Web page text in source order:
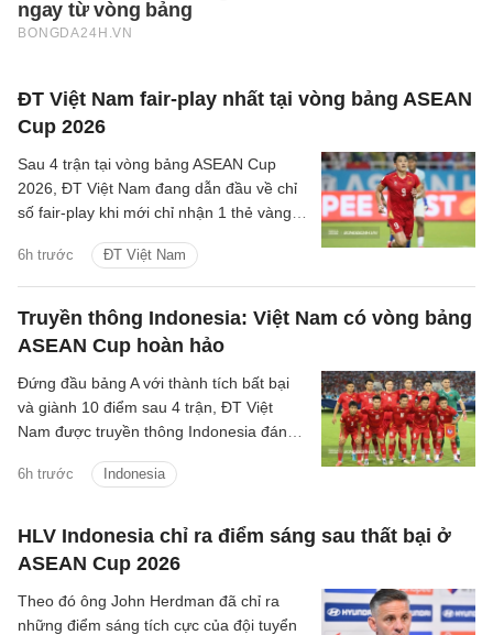
ĐT Việt Nam fair-play nhất tại vòng bảng ASEAN
Cup 2026
6h trước ĐT Việt Nam
Sau 4 trận tại vòng bảng ASEAN Cup
2026, ĐT Việt Nam đang dẫn đầu về chỉ
số fair-play khi mới chỉ nhận 1 thẻ vàng
Truyền thông Indonesia: Việt Nam có vòng bảng
ASEAN Cup hoàn hảo
6h trước Indonesia
Đứng đầu bảng A với thành tích bất bại
và giành 10 điểm sau 4 trận, ĐT Việt
Nam được truyền thông Indonesia đánh
địch.
HLV Indonesia chỉ ra điểm sáng sau thất bại ở
ASEAN Cup 2026
Theo đó ông John Herdman đã chỉ ra
những điểm sáng tích cực của đội tuyển